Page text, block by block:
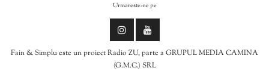
Urmareste-ne pe
Fain & Simplu este un proiect Radio ZU, parte a GRUPUL MEDIA CAMINA
(G.M.C.) SRL